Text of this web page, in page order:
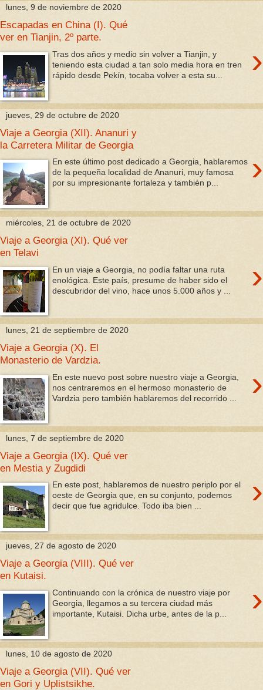
lunes, 9 de noviembre de 2020
Escapadas en China (I). Qué
ver en Tianjin, 2º parte.
›
Tras dos años y medio sin volver a Tianjin, y
teniendo esta ciudad a tan solo media hora en tren
rápido desde Pekín, tocaba volver a esta su...
jueves, 29 de octubre de 2020
Viaje a Georgia (XII). Ananuri y
la Carretera Militar de Georgia
›
En este último post dedicado a Georgia, hablaremos
de la pequeña localidad de Ananuri, muy famosa
por su impresionante fortaleza y también p...
miércoles, 21 de octubre de 2020
Viaje a Georgia (XI). Qué ver
en Telavi
›
En un viaje a Georgia, no podía faltar una ruta
enológica. Este país, presume de haber sido el
descubridor del vino, hace unos 5.000 años y ...
lunes, 21 de septiembre de 2020
Viaje a Georgia (X). El
Monasterio de Vardzia.
›
En este nuevo post sobre nuestro viaje a Georgia,
nos centraremos en el hermoso monasterio de
Vardzia pero también hablaremos del recorrido ...
lunes, 7 de septiembre de 2020
Viaje a Georgia (IX). Qué ver
en Mestia y Zugdidi
›
En este post, hablaremos de nuestro periplo por el
oeste de Georgia que, en su conjunto, podemos
decir que fue agridulce. Todo iba bien ...
jueves, 27 de agosto de 2020
Viaje a Georgia (VIII). Qué ver
en Kutaisi.
›
Continuando con la crónica de nuestro viaje por
Georgia, llegamos a su tercera ciudad más
importante, Kutaisi. Dicha urbe, antes de la p...
lunes, 10 de agosto de 2020
Viaje a Georgia (VII). Qué ver
en Gori y Uplistsikhe.